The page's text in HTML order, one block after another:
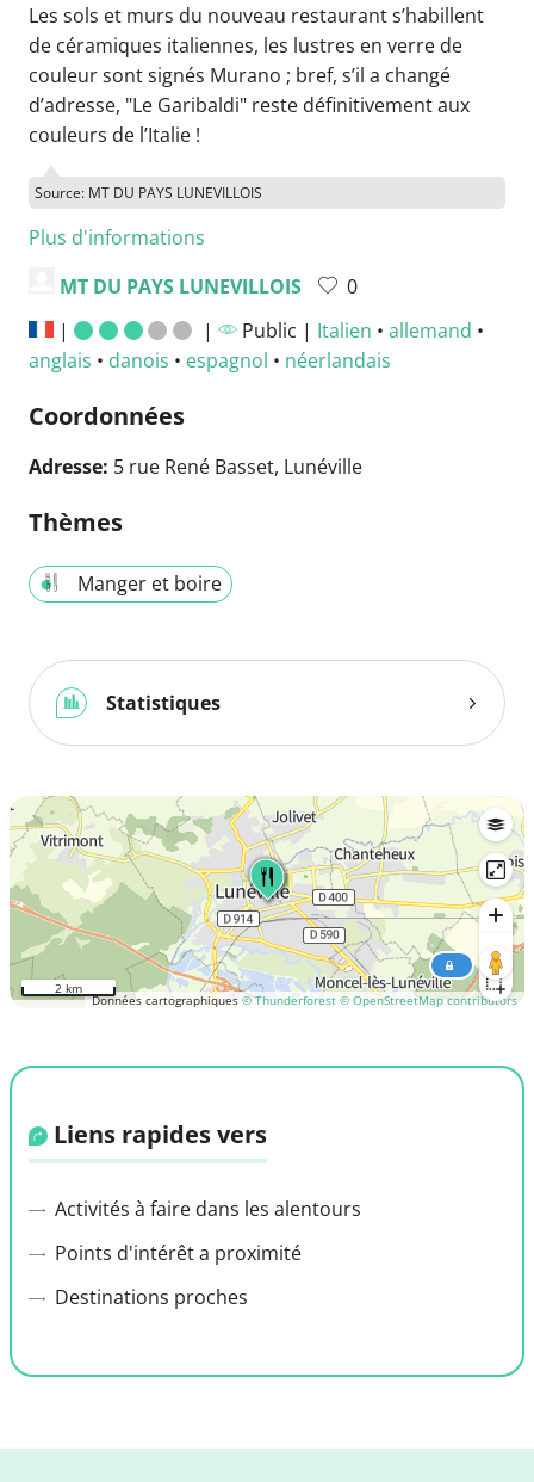
Les sols et murs du nouveau restaurant s’habillent
de céramiques italiennes, les lustres en verre de
couleur sont signés Murano ; bref, s’il a changé
d’adresse, "Le Garibaldi" reste définitivement aux
couleurs de l’Italie !
Source: MT DU PAYS LUNEVILLOIS
Plus d'informations
MT DU PAYS LUNEVILLOIS
0
|
| Public | Italien • allemand •
anglais • danois • espagnol • néerlandais
Coordonnées
Adresse: 5 rue René Basset, Lunéville
Thèmes
Manger et boire
Statistiques
Données cartographiques © Thunderforest © OpenStreetMap contributors
2 km
Liens rapides vers
Activités à faire dans les alentours
Points d'intérêt a proximité
Destinations proches